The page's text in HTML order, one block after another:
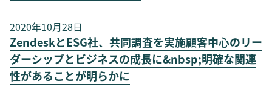
2020年10月28日
ZendeskとESG社、共同調査を実施顧客中心のリー
ダーシップとビジネスの成長に&nbsp;明確な関連
性があることが明らかに